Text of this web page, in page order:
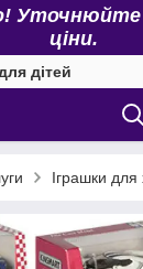
Уточнюйте
ціни.
дітей
Іграшки для